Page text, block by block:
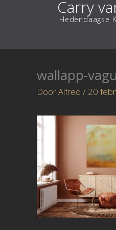
inhoud
Carry
Hedendaagse
wallapp-
DoorAlfred / 20